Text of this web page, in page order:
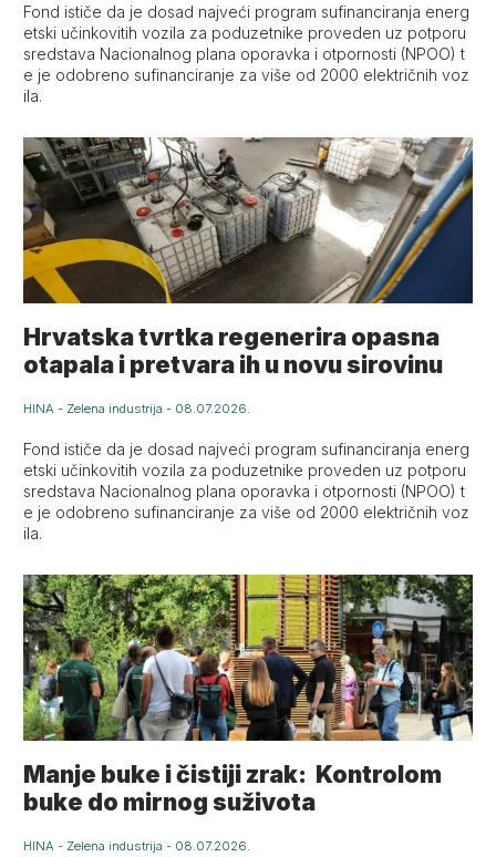
Fond ističe da je dosad najveći program sufinanciranja energ
etski učinkovitih vozila za poduzetnike proveden uz potporu
sredstava Nacionalnog plana oporavka i otpornosti (NPOO) t
e je odobreno sufinanciranje za više od 2000 električnih voz
ila.
Hrvatska tvrtka regenerira opasna
otapala i pretvara ih u novu sirovinu
HINA - Zelena industrija - 08.07.2026.
Fond ističe da je dosad najveći program sufinanciranja energ
etski učinkovitih vozila za poduzetnike proveden uz potporu
sredstava Nacionalnog plana oporavka i otpornosti (NPOO) t
e je odobreno sufinanciranje za više od 2000 električnih voz
ila.
Manje buke i čistiji zrak: Kontrolom
buke do mirnog suživota
HINA - Zelena industrija - 08.07.2026.